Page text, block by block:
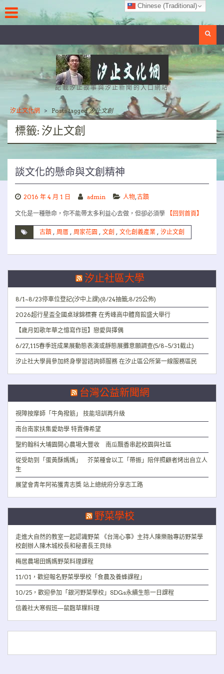
to
content
記載汐止故事與汐止新聞的入口網站
汐止文化網 > Posts tagged汐止文創
標籤: 汐止文創
談文化的懸命與文創精神
2016 年 4 月 1 日 admin 人物,古蹟
文化是一種懸命，你不能帶太多利益心去做，但卻必須學 【回到首頁】
古蹟 , 周厝 , 周家花園 , 文創 , 文化創義產業 , 汐止文創
汐止社區大學
8/1~8/23停車位登記(汐中上課)(8/24抽籤;8/25公佈)
2026超行星盃全國桌球錦標賽 在秀峰高中體育館盛大舉行
【歲月如歌年華之憶寫作班】戀愛與擇偶
6/27,115春季班成果展動態表演或靜態展攤意願調查(5/8~5/31截止)
汐止社大學員參加終身學習諮詢師服務 在汐止區公所第一線服務區民
台灣公益新聞網
視障按摩師「牛角撥筋」 技能培訓再升級
南台南家扶集愛助學 特賣傳希望
聖約翰科大埔園開心農場大豐收 南瓜飄香串起校園與社區
從受助到「蛋黃酥媽媽」 芥菜種會以工「帶振」陪伴照顧者烤出自立人
生
展望會青年阿祐獲青志獎 站上總統府分享志工路
野菜學校
走進大自然的教室一起認識野菜 《台灣心事》主持人陳樂融專訪野菜學
校創辦人陳木城校長和秘書長王貝絲
梅居農場田媽媽野菜料理課程
11/01，歡迎報名野菜學學校「食農及養蜂課程」
10/25，歡迎參加「銀河野菜學校」SDGs永續生態一日課程
信義社大寒假班—鼠麴草粿料理
Chinese (Traditional)